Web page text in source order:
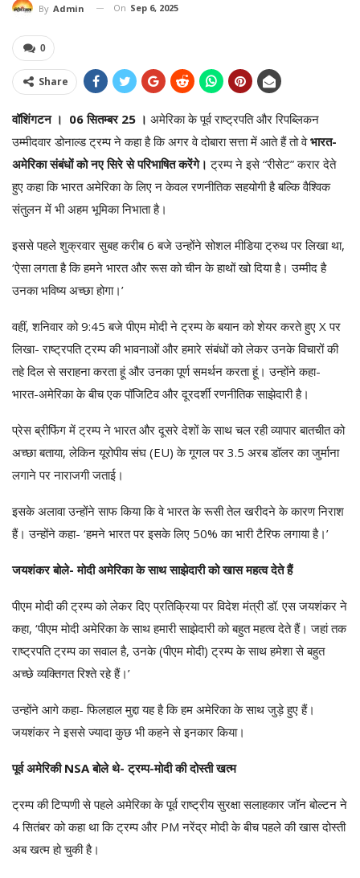
By Admin On Sep 6, 2025
0
Share
वॉशिंगटन । 06 सितम्बर 25 । अमेरिका के पूर्व राष्ट्रपति और रिपब्लिकन
उम्मीदवार डोनाल्ड ट्रम्प ने कहा है कि अगर वे दोबारा सत्ता में आते हैं तो वेभारत-
अमेरिका संबंधों को नए सिरे से परिभाषित करेंगे। ट्रम्प ने इसे “रीसेट” करार देते
हुए कहा कि भारत अमेरिका के लिए न केवल रणनीतिक सहयोगी है बल्कि वैश्विक
संतुलन में भी अहम भूमिका निभाता है।
इससे पहले शुक्रवार सुबह करीब 6 बजे उन्होंने सोशल मीडिया ट्रुथ पर लिखा था,
‘ऐसा लगता है कि हमने भारत और रूस को चीन के हाथों खो दिया है। उम्मीद है
उनका भविष्य अच्छा होगा।’
वहीं, शनिवार को 9:45 बजे पीएम मोदी ने ट्रम्प के बयान को शेयर करते हुए X पर
लिखा- राष्ट्रपति ट्रम्प की भावनाओं और हमारे संबंधों को लेकर उनके विचारों की
तहे दिल से सराहना करता हूं और उनका पूर्ण समर्थन करता हूं। उन्होंने कहा-
भारत-अमेरिका के बीच एक पॉजिटिव और दूरदर्शी रणनीतिक साझेदारी है।
प्रेस ब्रीफिंग में ट्रम्प ने भारत और दूसरे देशों के साथ चल रही व्यापार बातचीत को
अच्छा बताया, लेकिन यूरोपीय संघ (EU) के गूगल पर 3.5 अरब डॉलर का जुर्माना
लगाने पर नाराजगी जताई।
इसके अलावा उन्होंने साफ किया कि वे भारत के रूसी तेल खरीदने के कारण निराश
हैं। उन्होंने कहा- ‘हमने भारत पर इसके लिए 50% का भारी टैरिफ लगाया है।’
जयशंकर बोले- मोदी अमेरिका के साथ साझेदारी को खास महत्व देते हैं
पीएम मोदी की ट्रम्प को लेकर दिए प्रतिक्रिया पर विदेश मंत्री डॉ. एस जयशंकर ने
कहा, ‘पीएम मोदी अमेरिका के साथ हमारी साझेदारी को बहुत महत्व देते हैं। जहां तक
​​राष्ट्रपति ट्रम्प का सवाल है, उनके (पीएम मोदी) ट्रम्प के साथ हमेशा से बहुत
अच्छे व्यक्तिगत रिश्ते रहे हैं।’
उन्होंने आगे कहा- फिलहाल मुद्दा यह है कि हम अमेरिका के साथ जुड़े हुए हैं।
जयशंकर ने इससे ज्यादा कुछ भी कहने से इनकार किया।
पूर्व अमेरिकी NSA बोले थे- ट्रम्प-मोदी की दोस्ती खत्म
ट्रम्प की टिप्पणी से पहले अमेरिका के पूर्व राष्ट्रीय सुरक्षा सलाहकार जॉन बोल्टन ने
4 सितंबर को कहा था कि ट्रम्प और PM नरेंद्र मोदी के बीच पहले की खास दोस्ती
अब खत्म हो चुकी है।